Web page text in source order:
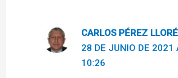
CARLOS PÉREZ
28 DE JUNIO DE 2021
10:26